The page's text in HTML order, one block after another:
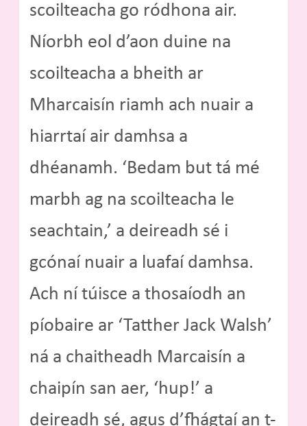
scoilteacha go ródhona air.
Níorbh eol d’aon duine na
scoilteacha a bheith ar
Mharcaisín riamh ach nuair a
hiarrtaí air damhsa a
dhéanamh. ‘Bedam but tá mé
marbh ag na scoilteacha le
seachtain,’ a deireadh sé i
gcónaí nuair a luafaí damhsa.
Ach ní túisce a thosaíodh an
píobaire ar ‘Tatther Jack Walsh’
ná a chaitheadh Marcaisín a
chaipín san aer, ‘hup!’ a
deireadh sé, agus d’fhágtaí an t-